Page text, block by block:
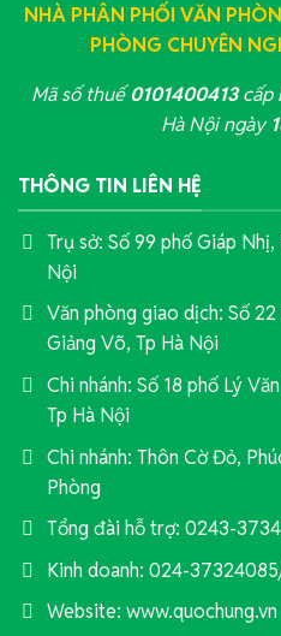
NHÀ PHÂN PHỐI VĂN
PHÒNG CHUYÊN
Mã số thuế0101400413cấp
Hà Nội ngày
THÔNG TIN LIÊN HỆ
Trụ sở: Số 99 phố Giáp
Nội
Văn phòng giao dịch: Số
Giảng Võ, Tp Hà Nội
Chi nhánh: Số 18 phố Lý
Tp Hà Nội
Chi nhánh: Thôn Cờ Đỏ,
Phòng
Tổng đài hỗ trợ: 0243-
Kinh doanh: 024-
Website: www.quochung.vn